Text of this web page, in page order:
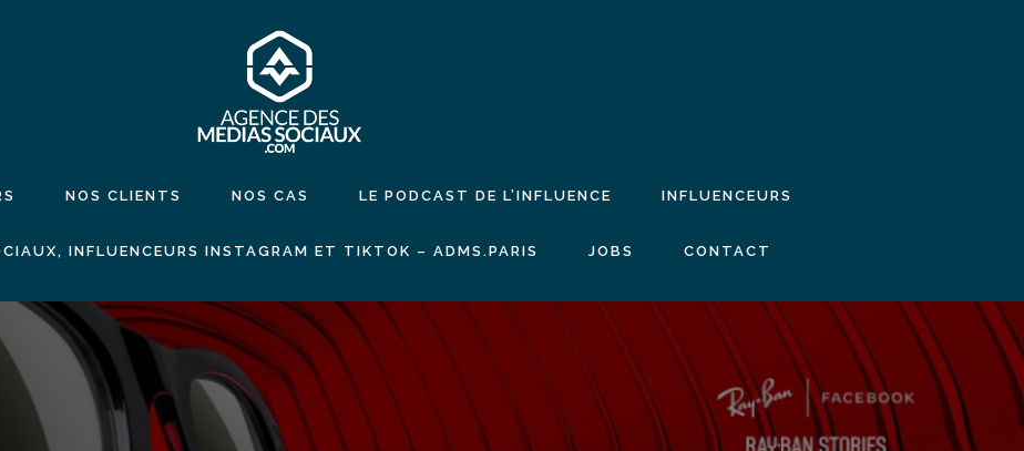
NOS CLIENTS NOS CAS LE PODCAST DE L’INFLUENCE INFLUENCEURS
INFLUENCEURS INSTAGRAM ET TIKTOK – ADMS.PARIS JOBS CONTACT